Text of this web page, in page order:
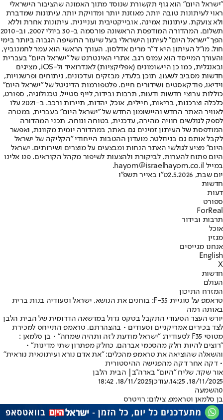
"ישראל היום" הוא גוף תקשורת שנוסד מתוך האמונה שהציבור הישראלי
ראוי לעיתונות טובה יותר, מאוזנת יותר ומדויקת יותר. עיתונות שמדברת
ולא צועקת. עיתונות אמינה, אובייקטיבית ועניינית. עיתונות אחרת וללא
תשלום. המהדורה המודפסת הראשונה פורסמה ב-30 ביולי 2007, וב-2010
הפך "ישראל היום" לעיתון הישראלי בעל שיעור החשיפה הגבוה ביותר בימי
חול. מו"ל העיתון היא ד"ר מרים אדלסון. העורך הראשי הוא עמר לחמנוביץ,
והעורך המייסד הוא עמוס רגב. אתרי האינטרנט של "ישראל היום" בעברית
ובאנגלית, כמו כן היישומונים (אפליקציות) לאנדרואיד ול-iOS, מציגים
חדשות מסביב לשעון, תוכן בלעדי, מבזקים ועדכונים, ניתוחים ופרשנויות,
וידיאו, פודקאסטים ושידורים חיים. פלטפורמות הדיגיטל של "ישראל היום"
כוללות ערוצי חדשות ודעות, תרבות ובידור, לייף סטייל, טכנולוגיה, ספורט,
כלכלה וצרכנות, בריאות, חיילים, אוכל, יהדות, תיירות ורכב. ב-2021 עלו
לאוויר האתר החדש והיישומון החדש של "ישראל היום" בעברית, במטרה
לספק לגולשים חוויה מהירה, עדכנית, בטוחה ונוחה. תכני המהדורה
המודפסת של העיתון זמינים גם באתר, במהדורה יומית מקוונת, ואפשר
לקבל אותם גם בניוזלטר. מועדון ההטבות הייחודי "הקליקה של ישראל
היום" מציע לגולשי האתר הנחות ומבצעים על מוצרים ושירותים. ישראל
היום פתוח להערות, לביקורת ולהצעות לשיפור מקהל הקוראים. פנו אלינו
במייל hayom@israelhayom.co.il.
יום שבת, 2.5.2026
ט"ו באייר תשפ"ו
חדשות
דעות
ספורט
ForReal
תרבות ובידור
אוכל
מגזין
אנחנו מגייסים
English
X
חדשות
העולם
המזרח התיכון
טראמפ על סוגיית F-35: בוחנים את הנושא, ישראל וסעודיה בנות ברית
באותה רמה
יורש העצר הסעודי התקבל בטקס גדול במדשאה הדרומית של הבית הלבן
לצד בכירים אמריקניים וסעודים • בהצהרתם, טראמפ התייחס למכירת
מטוסי F35 לסעודיה: "ישראל מודעת לזה ותהיה שמחה" • בן סלמאן :
"רוצים להיות חלק מהסכמי אברהם, כחלק מפתרון שתי מדינות" •
והשאלה שהוציאה את טראמפ מהכלים: "את אדם נורא ועיתונאית נוראית"
• דקה אחר דקה מהפגישה ההיסטורית
אור שקד, שליח "היום" בארה"ב | הבית הלבן
18/11/2025, 14:25
,עודכן18/11/2025, 18:42
0השמעה
בן סלמאן וטראמפ. צילום: רויטרס